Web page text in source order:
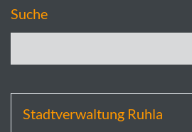
Suche
Stadtverwaltung Ruhla